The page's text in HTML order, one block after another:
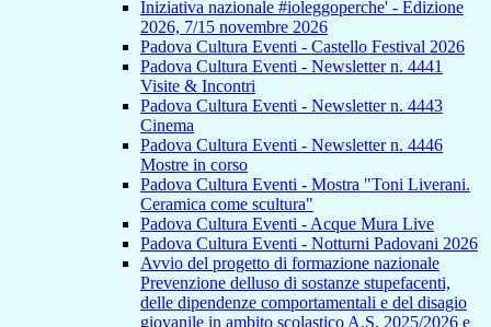
Iniziativa nazionale #ioleggoperche' - Edizione
2026, 7/15 novembre 2026
Padova Cultura Eventi - Castello Festival 2026
Padova Cultura Eventi - Newsletter n. 4441
Visite & Incontri
Padova Cultura Eventi - Newsletter n. 4443
Cinema
Padova Cultura Eventi - Newsletter n. 4446
Mostre in corso
Padova Cultura Eventi - Mostra "Toni Liverani.
Ceramica come scultura"
Padova Cultura Eventi - Acque Mura Live
Padova Cultura Eventi - Notturni Padovani 2026
Avvio del progetto di formazione nazionale
Prevenzione delluso di sostanze stupefacenti,
delle dipendenze comportamentali e del disagio
giovanile in ambito scolastico A.S. 2025/2026 e